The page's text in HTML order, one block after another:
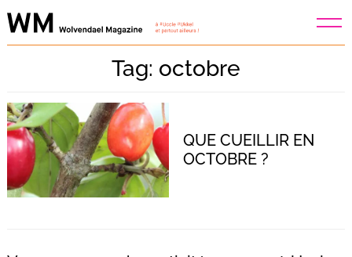
Skip
to
Tag: octobre
QUE CUEILLIR EN
OCTOBRE ?